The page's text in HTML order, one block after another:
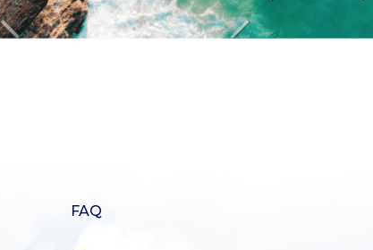
FAQ